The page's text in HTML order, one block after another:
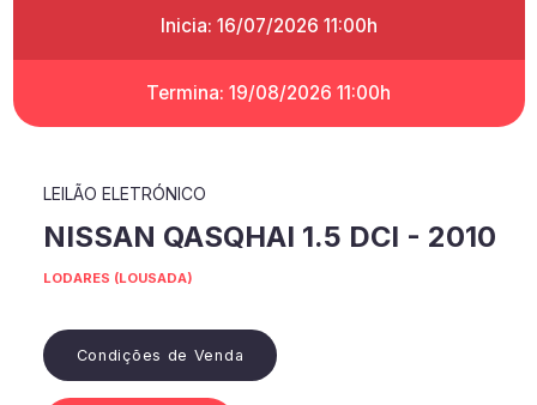
Inicia: 16/07/2026 11:00h
Termina: 19/08/2026 11:00h
LEILÃO ELETRÓNICO
NISSAN QASQHAI 1.5 DCI - 2010
LODARES (LOUSADA)
Condições de Venda